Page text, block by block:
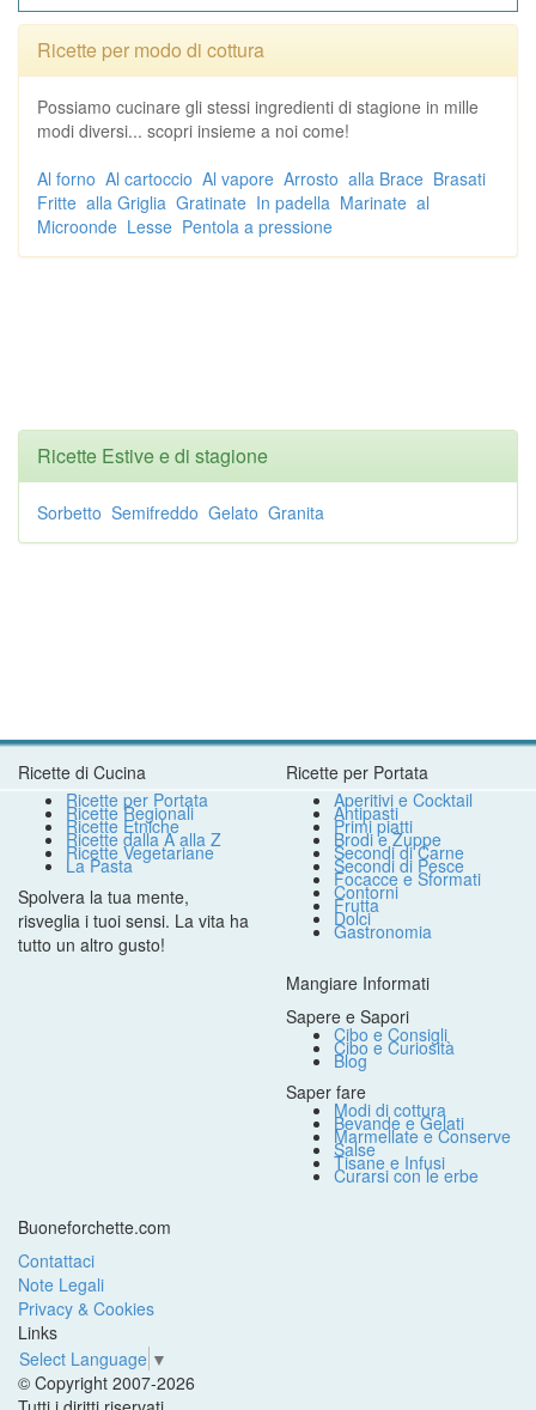
Ricette per modo di cottura
Possiamo cucinare gli stessi ingredienti di stagione in mille
modi diversi... scopri insieme a noi come!
Al forno Al cartoccio Al vapore Arrosto alla Brace Brasati
Fritte alla Griglia Gratinate In padella Marinate al
Microonde Lesse Pentola a pressione
Ricette Estive e di stagione
Sorbetto Semifreddo Gelato Granita
Ricette di Cucina
Ricette per Portata
Ricette Regionali
Ricette Etniche
Ricette dalla A alla Z
Ricette Vegetariane
La Pasta
Spolvera la tua mente,
risveglia i tuoi sensi. La vita ha
tutto un altro gusto!
Ricette per Portata
Aperitivi e Cocktail
Antipasti
Primi piatti
Brodi e Zuppe
Secondi di Carne
Secondi di Pesce
Focacce e Sformati
Contorni
Frutta
Dolci
Gastronomia
Mangiare Informati
Sapere e Sapori
Cibo e Consigli
Cibo e Curiosità
Blog
Saper fare
Modi di cottura
Bevande e Gelati
Marmellate e Conserve
Salse
Tisane e Infusi
Curarsi con le erbe
Buoneforchette.com
Contattaci
Note Legali
Privacy & Cookies
Links
Select Language ▼
© Copyright 2007-2026